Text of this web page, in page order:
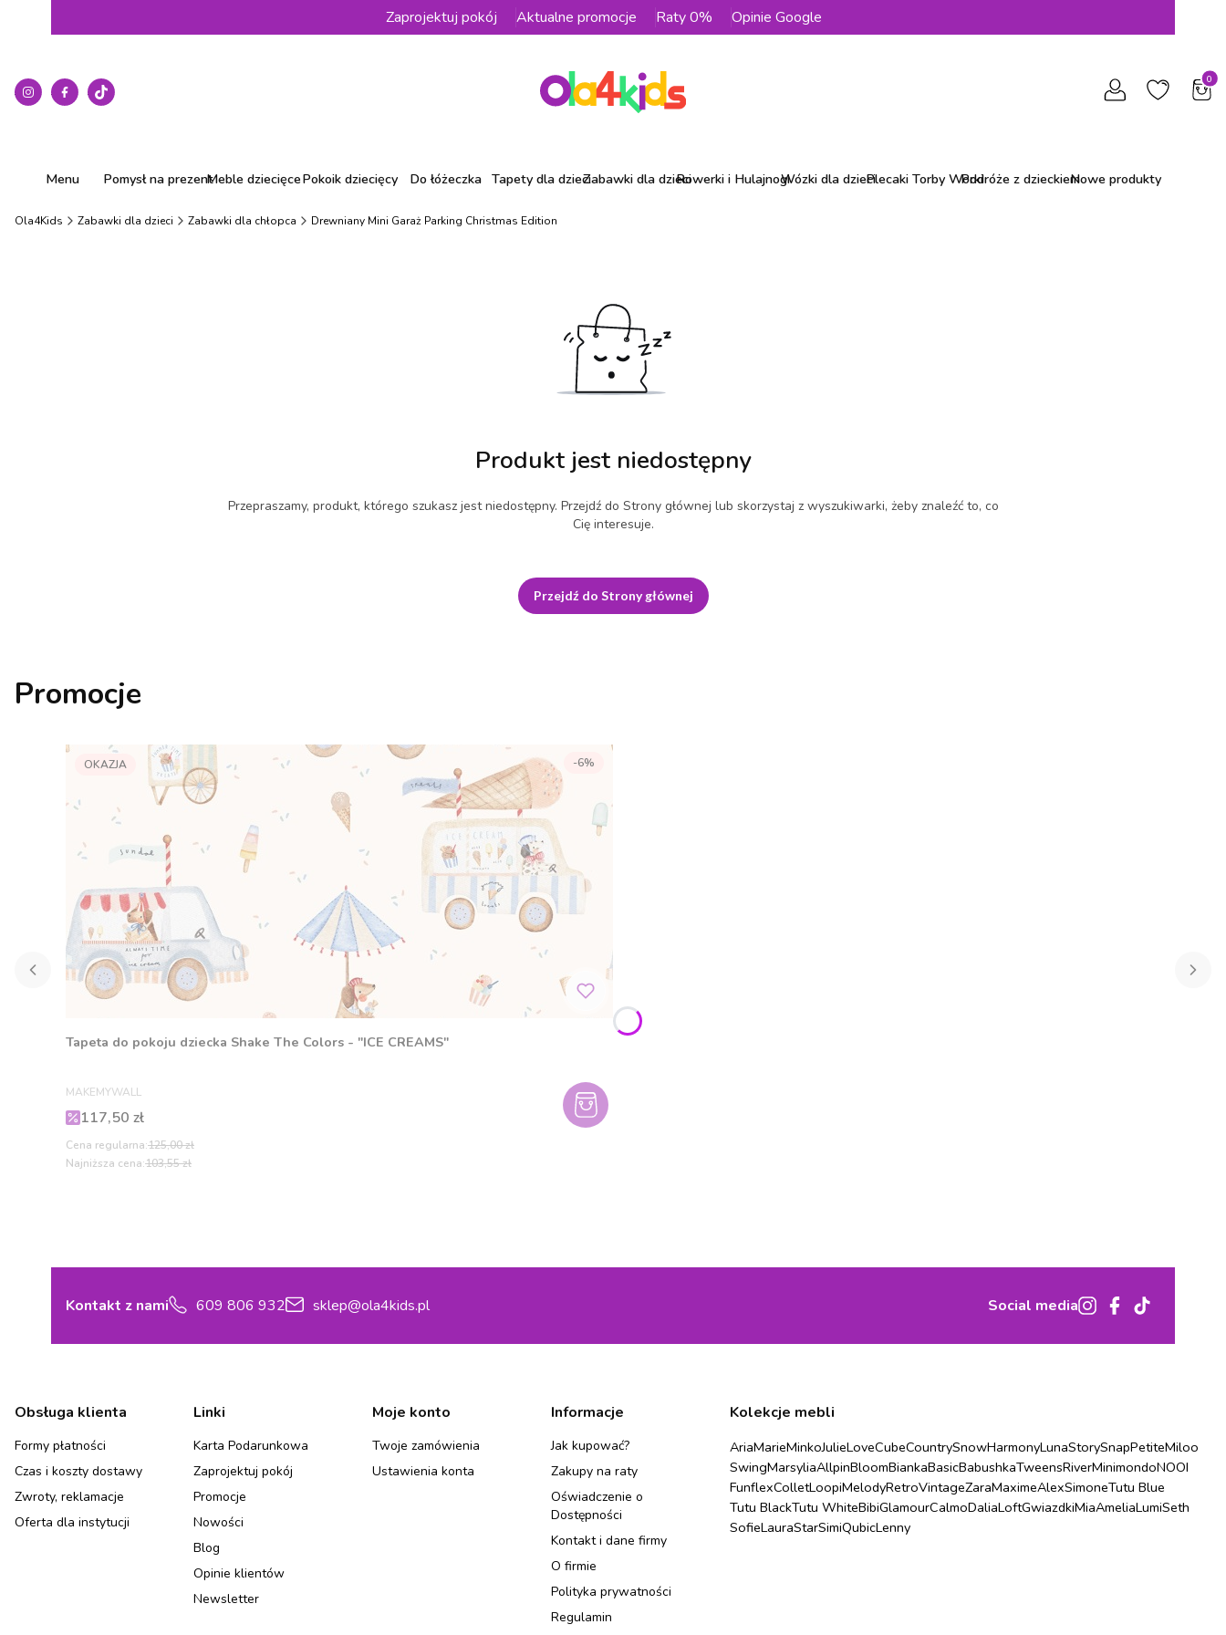
Zaprojektuj pokój Aktualne promocje Raty 0% Opinie Google
Menu Pomysł na prezentMeble dziecięcePokoik dziecięcy Do łóżeczka Tapety dla dzieciZabawki dla dzieciRowerki i HulajnogiWózki dla dzieciPlecaki Torby WorkiPodróże z dzieckiemNowe produkty
Ola4Kids Zabawki dla dzieci Zabawki dla chłopca Drewniany Mini Garaż Parking Christmas Edition
Produkt jest niedostępny
Przepraszamy, produkt, którego szukasz jest niedostępny. Przejdź do Strony głównej lub skorzystaj z wyszukiwarki, żeby znaleźć to, co
Cię interesuje.
Przejdź do Strony głównej
Promocje
OKAZJA
Tapeta do pokoju dziecka Shake The Colors - "ICE CREAMS"
PRODUCENT
MAKEMYWALL
Cena promocyjna
117,50 zł
Cena regularna:125,00 zł
-6%
Najniższa cena:103,55 zł
Kontakt z nami 609 806 932 sklep@ola4kids.pl Social media
Linki w stopce
Obsługa klienta
Formy płatności
Czas i koszty dostawy
Zwroty, reklamacje
Oferta dla instytucji
Linki
Karta Podarunkowa
Zaprojektuj pokój
Promocje
Nowości
Blog
Opinie klientów
Newsletter
Moje konto
Twoje zamówienia
Ustawienia konta
Informacje
Jak kupować?
Zakupy na raty
Oświadczenie o
Dostępności
Kontakt i dane firmy
O firmie
Polityka prywatności
Regulamin
Kolekcje mebli
AriaMarieMinkoJulieLoveCubeCountrySnowHarmonyLunaStorySnapPetiteMiloo
SwingMarsyliaAllpinBloomBiankaBasicBabushkaTweensRiverMinimondoNOOI
FunflexColletLoopiMelodyRetroVintageZaraMaximeAlexSimoneTutu Blue
Tutu BlackTutu WhiteBibiGlamourCalmoDaliaLoftGwiazdkiMiaAmeliaLumiSeth
SofieLauraStarSimiQubicLenny